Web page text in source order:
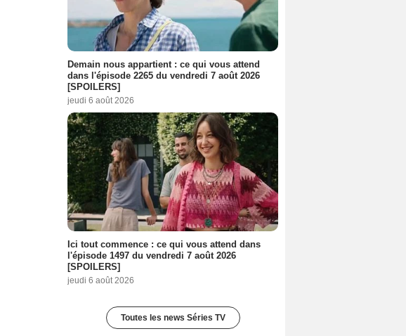
Demain nous appartient : ce qui vous attend
dans l'épisode 2265 du vendredi 7 août 2026
[SPOILERS]
jeudi 6 août 2026
Ici tout commence : ce qui vous attend dans
l'épisode 1497 du vendredi 7 août 2026
[SPOILERS]
jeudi 6 août 2026
Toutes les news Séries TV